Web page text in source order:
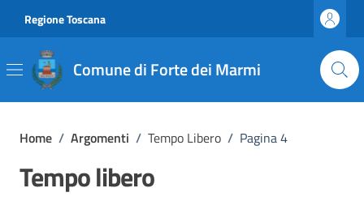
Regione Toscana
Comune di Forte dei Marmi
Home / Argomenti / Tempo Libero / Pagina 4
Tempo libero